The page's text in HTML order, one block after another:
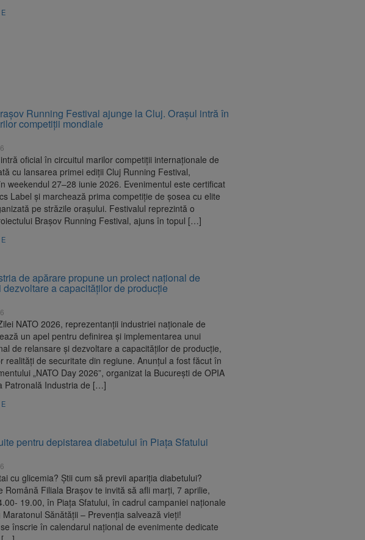
Running Festival ajunge la Cluj. Orașul intră în
competiții mondiale
oficial în circuitul marilor competiții internaționale de
cu lansarea primei ediții Cluj Running Festival,
weekendul 27–28 iunie 2026. Evenimentul este certificat
Label și marchează prima competiție de șosea cu elite
pe străzile orașului. Festivalul reprezintă o
Brașov Running Festival, ajuns în topul […]
de apărare propune un proiect național de
dezvoltare a capacităților de producție
NATO 2026, reprezentanții industriei naționale de
un apel pentru definirea și implementarea unui
de relansare și dezvoltare a capacităților de producție,
realități de securitate din regiune. Anunțul a fost făcut în
„NATO Day 2026”, organizat la București de OPIA
Patronală Industria de […]
pentru depistarea diabetului în Piața Sfatului
cu glicemia? Știi cum să previi apariția diabetului?
Română Filiala Brașov te invită să afli marți, 7 aprilie,
19.00, în Piața Sfatului, în cadrul campaniei naționale
Sănătății – Prevenția salvează vieți!
înscrie în calendarul național de evenimente dedicate